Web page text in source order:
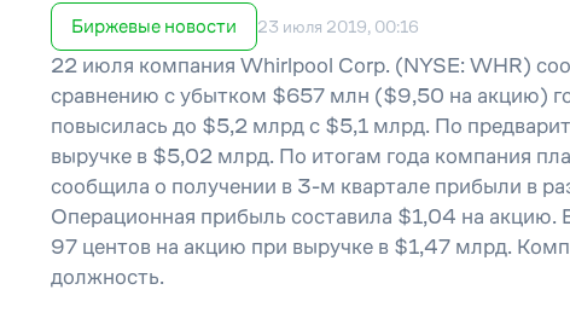
Биржевые новости 23 июля 2019, 00:16
22 июля компания Whirlpool Corp. (NYSE: WHR)
сравнению с убытком $657 млн ($9,50 на акцию)
повысилась до $5,2 млрд с $5,1 млрд. По
выручке в $5,02 млрд. По итогам года компания
сообщила о получении в 3-м квартале прибыли в
Операционная прибыль составила $1,04 на акцию.
97 центов на акцию при выручке в $1,47 млрд.
должность.